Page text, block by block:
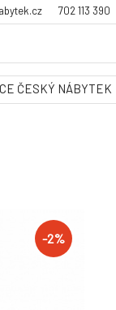
702 113 390
ČESKÝ NÁBYTEK
-2%